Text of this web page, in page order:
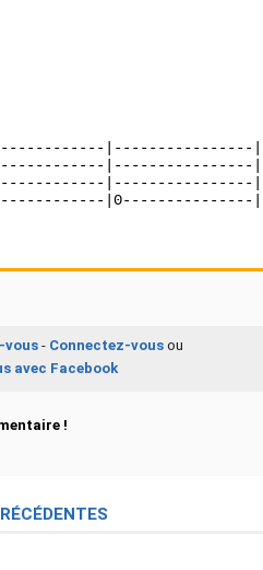
|----------------|
|----------------|
|----------------|
|0---------------|
vous- Connectez-vousou
avec Facebook
!